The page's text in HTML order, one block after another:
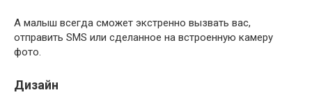
А малыш всегда сможет экстренно вызвать вас,
отправить SMS или сделанное на встроенную камеру
фото.
Дизайн